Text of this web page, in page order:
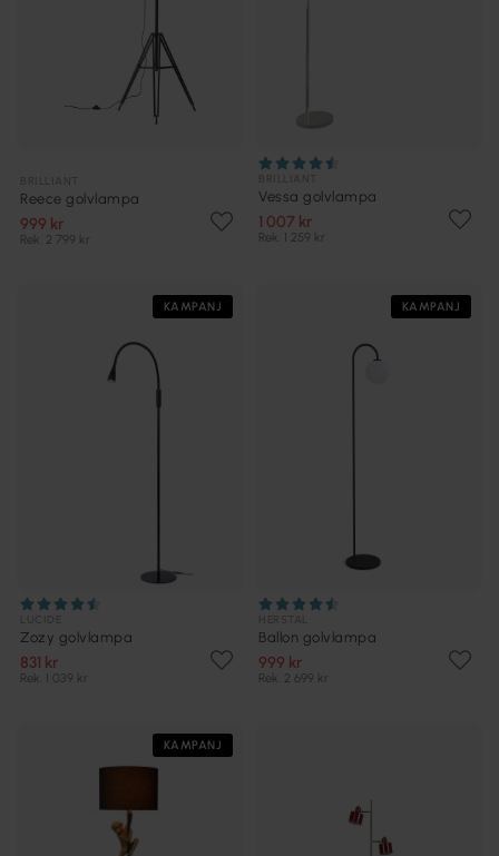
Reece golvlampa
999 kr
Rek. 2 799 kr
Vessa golvlampa
1 007 kr
Rek. 1 259 kr
KAMPANJ
Zozy golvlampa
831 kr
Rek. 1 039 kr
KAMPANJ
Ballon golvlampa
999 kr
Rek. 2 699 kr
KAMPANJ